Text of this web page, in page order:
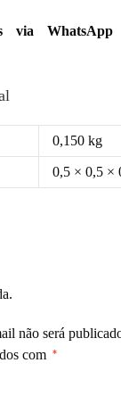
via
0,150 kg
0,5 × 0,5 ×
não será
com
*